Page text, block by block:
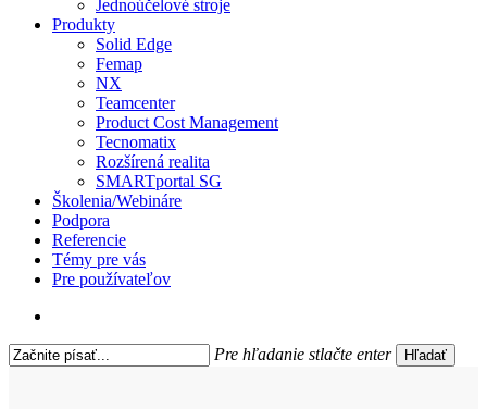
Jednoúčelové stroje
Produkty
Solid Edge
Femap
NX
Teamcenter
Product Cost Management
Tecnomatix
Rozšírená realita
SMARTportal SG
Školenia/Webináre
Podpora
Referencie
Témy pre vás
Pre používateľov
Pre hľadanie stlačte enter Hľadať